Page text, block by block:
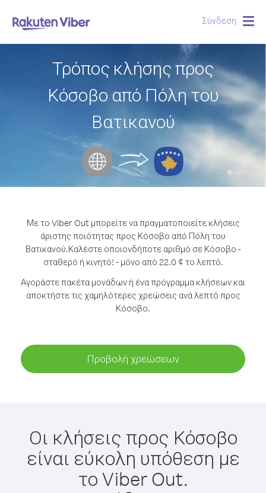
Σύνδεση
Τρόπος κλήσης προς
Κόσοβο από Πόλη του
Βατικανού
Με το Viber Out μπορείτε να πραγματοποιείτε κλήσεις
άριστης ποιότητας προς Κόσοβο από Πόλη του
Βατικανού.Καλέστε οποιονδήποτε αριθμό σε Κόσοβο -
σταθερό ή κινητό! - μόνο από 22.0 ¢ το λεπτό.
Αγοράστε πακέτα μονάδων ή ένα πρόγραμμα κλήσεων και
αποκτήστε τις χαμηλότερες χρεώσεις ανά λεπτό προς
Κόσοβο.
Προβολή χρεώσεων
Οι κλήσεις προς Κόσοβο
είναι εύκολη υπόθεση με
το Viber Out.